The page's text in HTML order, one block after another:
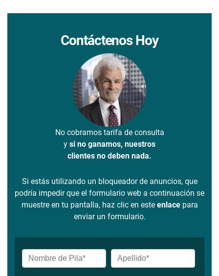
Contáctenos Hoy
No cobramos tarifa de consulta
y si no ganamos, nuestros
clientes no deben nada.
Si estás utilizando un bloqueador de anuncios, que
podría impedir que el formulario web a continuación se
muestre en tu pantalla, haz clic en este enlacepara
enviar un formulario.